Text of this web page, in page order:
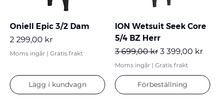
Oniell Epic 3/2 Dam
Pris
2 299,00 kr
Moms ingår | Gratis frakt
Lägg i kundvagn
ION Wetsuit Seek Core
5/4 BZ Herr
Ordinarie pris
3 699,00 kr Reapris
3 399,00 kr
Moms ingår | Gratis frakt
Förbeställning